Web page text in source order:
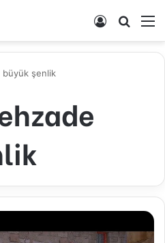
Kayıt Ol
şenlik